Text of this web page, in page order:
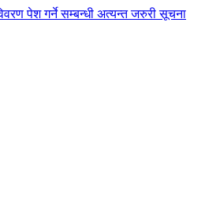
पेश गर्ने सम्बन्धी अत्यन्त जरुरी सूचना